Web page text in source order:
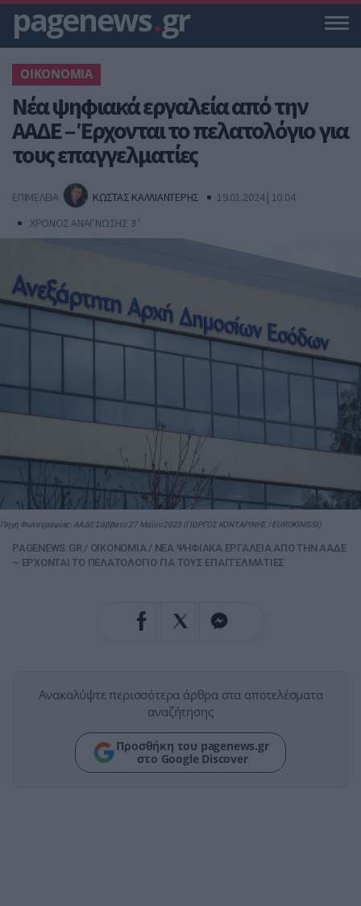
pagenews.gr
ΟΙΚΟΝΟΜΙΑ
Νέα ψηφιακά εργαλεία από την
ΑΑΔΕ – Έρχονται το πελατολόγιο για
τους επαγγελματίες
ΕΠΙΜΕΛΕΙΑ ΚΩΣΤΑΣ ΚΑΛΛΙΑΝΤΕΡΗΣ
19.01.2024 | 10:04
ΧΡΟΝΟΣ ΑΝΑΓΝΩΣΗΣ 3 '
Πηγή Φωτογραφίας: ΑΑΔΕ Σάββατο 27 Μαϊου 2023 (ΓΙΩΡΓΟΣ ΚΟΝΤΑΡΙΝΗΣ / EUROKINISSI)
PAGENEWS.GR/ ΟΙΚΟΝΟΜΙΑ/ ΝΕΑ ΨΗΦΙΑΚΑ ΕΡΓΑΛΕΙΑ ΑΠΟ ΤΗΝ ΑΑΔΕ
– ΕΡΧΟΝΤΑΙ ΤΟ ΠΕΛΑΤΟΛΟΓΙΟ ΓΙΑ ΤΟΥΣ ΕΠΑΓΓΕΛΜΑΤΙΕΣ
Ανακαλύψτε περισσότερα άρθρα στα αποτελέσματα
αναζήτησης
Προσθήκη του pagenews.gr
στο Google Discover